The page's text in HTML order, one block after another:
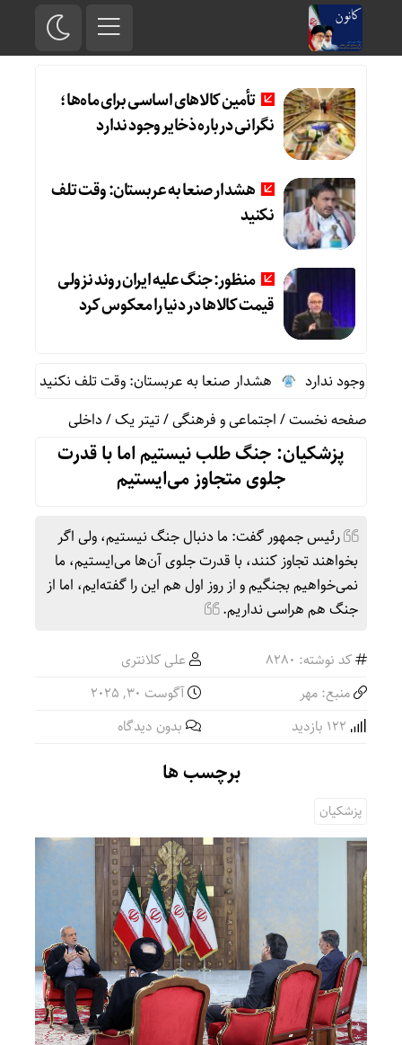
تأمین کالاهای اساسی برای ماه‌ها؛
نگرانی درباره ذخایر وجود ندارد
هشدار صنعا به عربستان: وقت تلف
نکنید
منظور: جنگ علیه ایران روند نزولی
قیمت کالاها در دنیا را معکوس کرد
ندارد هشدار صنعا به عربستان: وقت تلف نکنید
منظور:
صفحه نخست/اجتماعی و فرهنگی/تیتر یک/داخلی
پزشکیان: جنگ طلب نیستیم اما با قدرت
جلوی متجاوز می‌ایستیم
رئیس جمهور گفت: ما دنبال جنگ نیستیم، ولی اگر
بخواهند تجاوز کنند، با قدرت جلوی آن‌ها می‌ایستیم، ما
نمی‌خواهیم بجنگیم و از روز اول هم این را گفته‌ایم، اما از
جنگ هم هراسی نداریم.
کد نوشته: 8280
علی کلانتری
منبع: مهر
آگوست 30, 2025
بدون دیدگاه
برچسب ها
پزشکیان